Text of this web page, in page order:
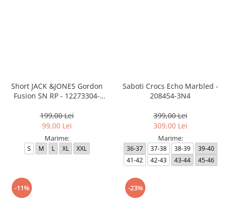
Short JACK &JONES Gordon
Fusion SN RP - 12273304-
199,00 Lei
99,00 Lei
Marime:
S M L XL XXL
Saboti Crocs Echo Marbled -
208454-3N4
399,00 Lei
309,00 Lei
Marime:
36-37 37-38 38-39
39-40
41-42
42-43 43-44 45-46
-11% -23%